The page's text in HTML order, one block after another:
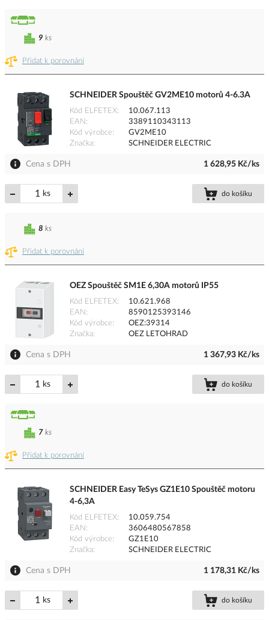
Přidat k porovnání
9 ks
SCHNEIDER Spouštěč GV2ME10 motorů 4-6.3A
Kód ELFETEX
10.067.113
EAN
3389110343113
Kód výrobce
GV2ME10
Značka
SCHNEIDER ELECTRIC
Cena s DPH 1 628,95 Kč/ks
ks do košíku
Přidat k porovnání
8 ks
OEZ Spouštěč SM1E 6,30A motorů IP55
Kód ELFETEX
10.621.968
EAN
8590125393146
Kód výrobce
OEZ:39314
Značka
OEZ LETOHRAD
Cena s DPH 1 367,93 Kč/ks
ks do košíku
Přidat k porovnání
7 ks
SCHNEIDER Easy TeSys GZ1E10 Spouštěč motoru
4-6,3A
Kód ELFETEX
10.059.754
EAN
3606480567858
Kód výrobce
GZ1E10
Značka
SCHNEIDER ELECTRIC
Cena s DPH 1 178,31 Kč/ks
ks do košíku